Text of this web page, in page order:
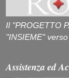
Il "PROGETTO
"INSIEME"
Assistenza ed